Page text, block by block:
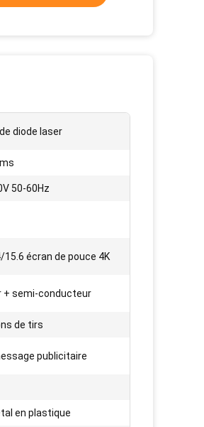
diode laser
50-60Hz
15.6 écran de pouce 4K
+ semi-conducteur
de tirs
publicitaire
en plastique